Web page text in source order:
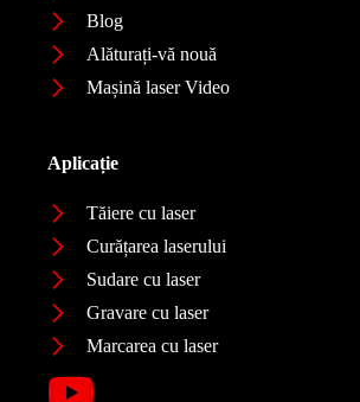
Blog
Alăturați-vă nouă
Mașină laser Video
Aplicație
Tăiere cu laser
Curățarea laserului
Sudare cu laser
Gravare cu laser
Marcarea cu laser